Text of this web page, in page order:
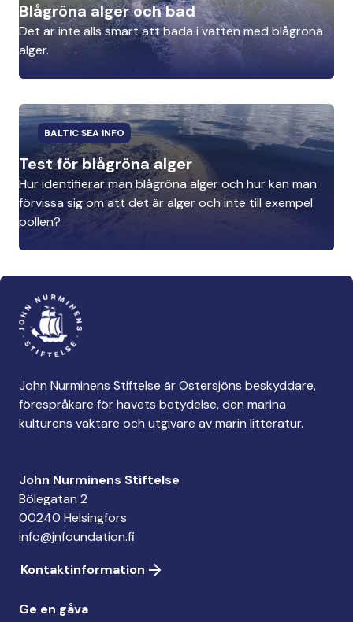
Blågröna alger och bad
Det är inte alls smart att bada i vatten med blågröna
alger.
BALTIC SEA INFO
Test för blågröna alger
Hur identifierar man blågröna alger och hur kan man
förvissa sig om att det är alger och inte till exempel
pollen?
John Nurminens Stiftelse är Östersjöns beskyddare,
förespråkare för havets betydelse, den marina
kulturens väktare och utgivare av marin litteratur.
John Nurminens Stiftelse
Bölegatan 2
00240 Helsingfors
info@jnfoundation.fi
Kontaktinformation
Ge en gåva